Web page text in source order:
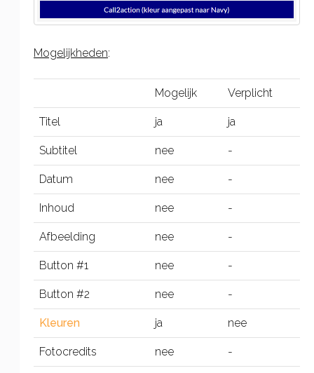
Mogelijkheden:
Mogelijk Verplicht
Titel ja ja
Subtitel nee -
Datum nee -
Inhoud nee -
Afbeelding nee -
Button #1 nee -
Button #2 nee -
Kleuren ja nee
Fotocredits nee -